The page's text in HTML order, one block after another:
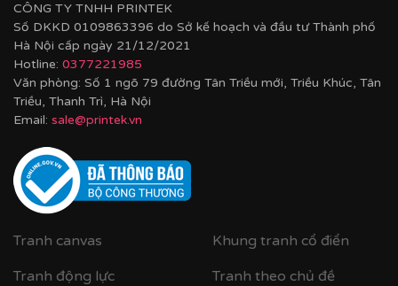
Chất liệu Canvas của Printek
CÔNG TY TNHH PRINTEK
Số DKKD 0109863396 do Sở kế hoạch và đầu tư Thành phố
Hà Nội cấp ngày 21/12/2021
Hotline: 0377221985
Văn phòng: Số 1 ngõ 79 đường Tân Triều mới, Triều Khúc, Tân
Triều, Thanh Trì, Hà Nội
Email: sale@printek.vn
Tranh canvas
Tranh động lực
Khung tranh cổ điển
Tranh theo chủ đề